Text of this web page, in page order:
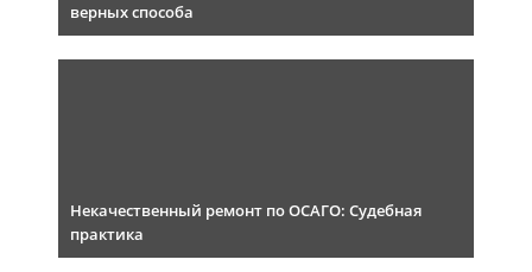
верных способа
Некачественный ремонт по ОСАГО: Судебная
практика